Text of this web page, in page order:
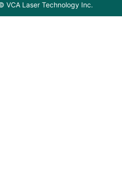
VCA Laser Technology Inc.